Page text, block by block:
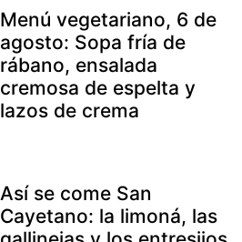
Menú vegetariano, 6 de
agosto: Sopa fría de
rábano, ensalada
cremosa de espelta y
lazos de crema
Así se come San
Cayetano: la limoná, las